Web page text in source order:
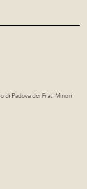
di Padova dei Frati Minori